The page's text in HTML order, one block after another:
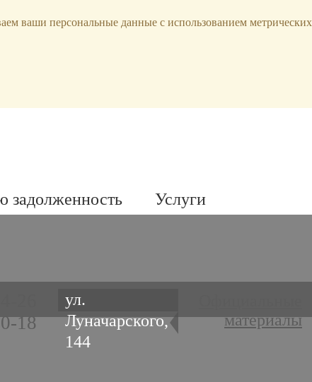
задолженность Услуги
материалы
ул.
Луначарского,
144
18
ваши персональные данные с использованием метрических